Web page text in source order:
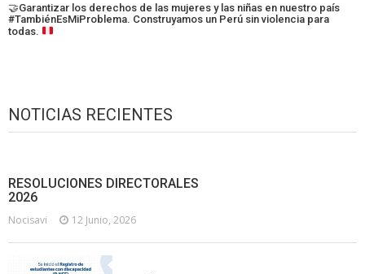
🤝Garantizar los derechos de las mujeres y las niñas en nuestro país
#TambiénEsMiProblema. Construyamos un Perú sin violencia para
todas.
NOTICIAS RECIENTES
RESOLUCIONES DIRECTORALES
2026
Nocisavi 12 Junio, 2026